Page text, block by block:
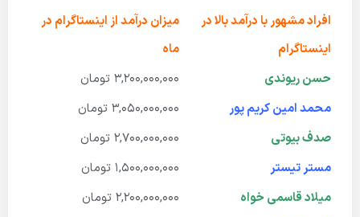
افراد مشهور با درآمد بالا در
اینستاگرام
میزان درآمد از اینستاگرام در
ماه
حسن ریوندی
3,200,000,000 تومان
محمد امین کریم پور
3,050,000,000 تومان
صدف بیوتی
2,700,000,000 تومان
مستر تیستر
1,500,000,000 تومان
میلاد قاسمی خواه
2,200,000,000 تومان